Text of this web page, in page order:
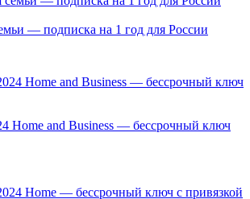
— подписка на 1 год для России
Home and Business — бессрочный ключ